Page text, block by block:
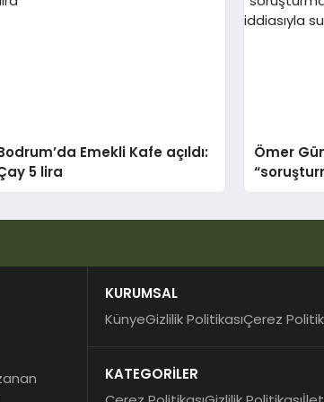
Emekli Kafe açıldı:
5 lira
Ömer
KURUMSAL
KünyeGizlilik PolitikasıÇerez
KATEGORİLER